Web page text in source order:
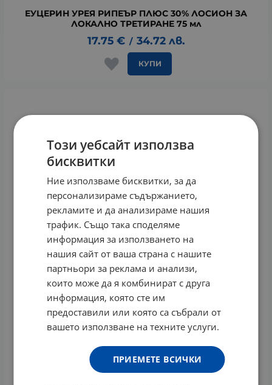
ЕУЦЕРИН УРЕЯ РИПЕЪР ПЛЮС 30% ЛОСИОН ЗА
ЛОКАЛНО ТРЕТИРАНЕ 75 мл
17.75 € / 34.72 лв.
КУПИ
ЕУЦЕРИН УРЕА РИПЕЪР ПЛЮС - 5 % уреа крем за
тяло 450 мл
Този уебсайт използва
бисквитки
Ние използваме бисквитки, за да
персонализираме съдържанието,
рекламите и да анализираме нашия
трафик. Също така споделяме
информация за използването на
нашия сайт от ваша страна с нашите
партньори за реклама и анализи,
които може да я комбинират с друга
информация, която сте им
предоставили или която са събрали от
вашето използване на техните услуги.
ПРИЕМЕТЕ ВСИЧКИ